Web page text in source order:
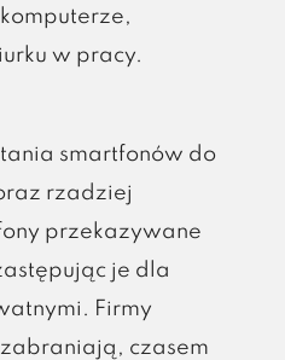
w pracy.
smartfonów do
rzadziej
przekazywane
je dla
Firmy
czasem